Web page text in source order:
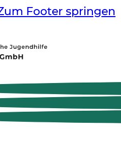
Footer springen